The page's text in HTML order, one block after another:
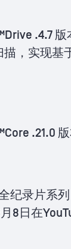
.4.7
，实现基
.21.0
全纪录片系
8日在